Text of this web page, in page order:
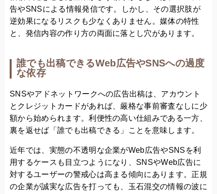
告やSNSによる情報発信です。しかし、その選択肢が
逆効果になるリスクも少なくありません。媒体の特性
と、発信内容の作り方の両面に落とし穴があります。
誰でも出稿できるWeb広告やSNSへの過度
な依存
SNSやアドネットワークへの広告出稿は、アカウント
とクレジットカードがあれば、厳格な事前審査なしに少
額から始められます。利便性の高い仕組みである一方、
裏を返せば「誰でも出稿できる」ことを意味します。
近年では、実態の不透明な企業がWeb広告やSNSを利
用するケースも目立つようになり、SNSやWeb広告に
対するユーザーの警戒心は高まる傾向にあります。正規
の企業が誠実な広告を打っても、玉石混交の情報の波に